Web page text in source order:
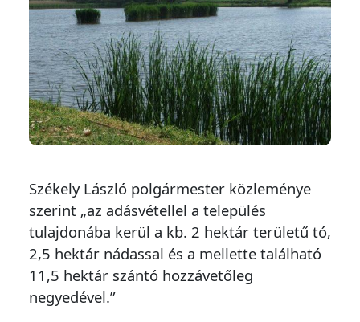
Székely László polgármester közleménye
szerint „az adásvétellel a település
tulajdonába kerül a kb. 2 hektár területű tó,
2,5 hektár nádassal és a mellette található
11,5 hektár szántó hozzávetőleg
negyedével.”